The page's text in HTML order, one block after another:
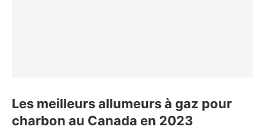
Les meilleurs allumeurs à gaz pour
charbon au Canada en 2023